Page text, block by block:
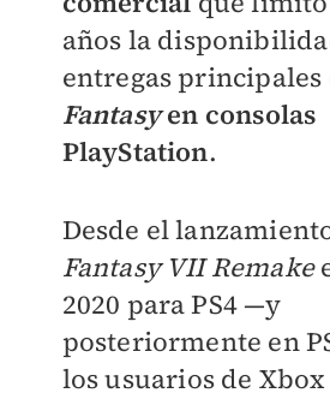
años la
entregas principales
Fantasyen consolas
PlayStation.
Desde el
Fantasy VII Remake
2020 para PS4 —y
posteriormente en
los usuarios de Xbox